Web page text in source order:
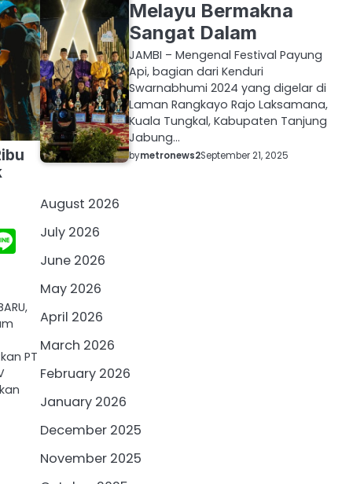
Line
PT
Melayu Bermakna
Sangat Dalam
JAMBI – Mengenal Festival Payung
Api, bagian dari Kenduri
Swarnabhumi 2024 yang digelar di
Laman Rangkayo Rajo Laksamana,
Kuala Tungkal, Kabupaten Tanjung
Jabung…
bymetronews2September 21, 2025
August 2026
July 2026
June 2026
May 2026
April 2026
March 2026
February 2026
January 2026
December 2025
November 2025